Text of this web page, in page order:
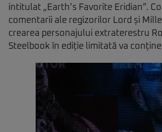
intitulat „Earth’s Favorite Eridian”.
comentarii ale regizorilor Lord și
crearea personajului extraterestru
Steelbook în ediție limitată va